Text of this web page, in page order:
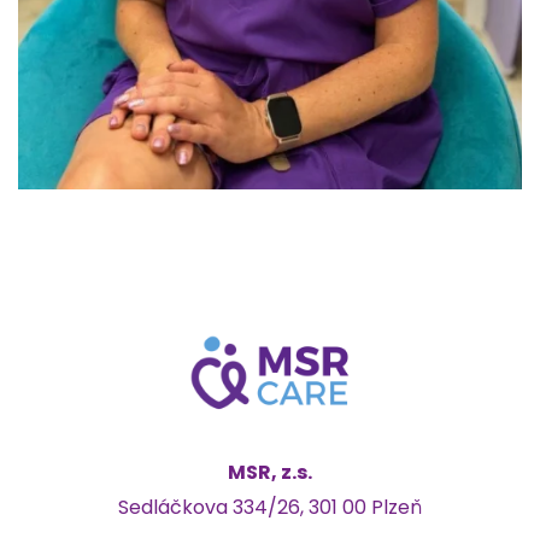
MSR, z.s.
Sedláčkova 334/26, 301 00 Plzeň